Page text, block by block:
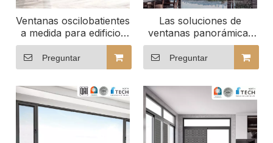
Ventanas oscilobatientes
a medida para edificios
comerciales
Preguntar
Las soluciones de
ventanas panorámicas
personalizadas
redefinen su vista
Preguntar